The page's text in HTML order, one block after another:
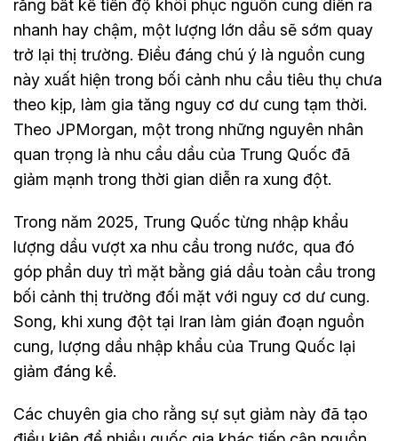
rằng bất kể tiến độ khôi phục nguồn cung diễn ra
nhanh hay chậm, một lượng lớn dầu sẽ sớm quay
trở lại thị trường. Điều đáng chú ý là nguồn cung
này xuất hiện trong bối cảnh nhu cầu tiêu thụ chưa
theo kịp, làm gia tăng nguy cơ dư cung tạm thời.
Theo JPMorgan, một trong những nguyên nhân
quan trọng là nhu cầu dầu của Trung Quốc đã
giảm mạnh trong thời gian diễn ra xung đột.
Trong năm 2025, Trung Quốc từng nhập khẩu
lượng dầu vượt xa nhu cầu trong nước, qua đó
góp phần duy trì mặt bằng giá dầu toàn cầu trong
bối cảnh thị trường đối mặt với nguy cơ dư cung.
Song, khi xung đột tại Iran làm gián đoạn nguồn
cung, lượng dầu nhập khẩu của Trung Quốc lại
giảm đáng kể.
Các chuyên gia cho rằng sự sụt giảm này đã tạo